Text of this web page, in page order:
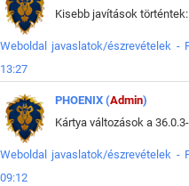
Kisebb javítások történtek:
Weboldal javaslatok/észrevételek -
13:27
PHOENIX (Admin)
Weboldal javaslatok/észrevételek -
09:12